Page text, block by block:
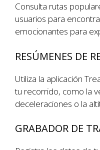
Consulta rutas
usuarios para
emocionantes para
RESÚMENES DE
Utiliza la aplicación
tu recorrido, como la
deceleraciones o la
GRABADOR DE